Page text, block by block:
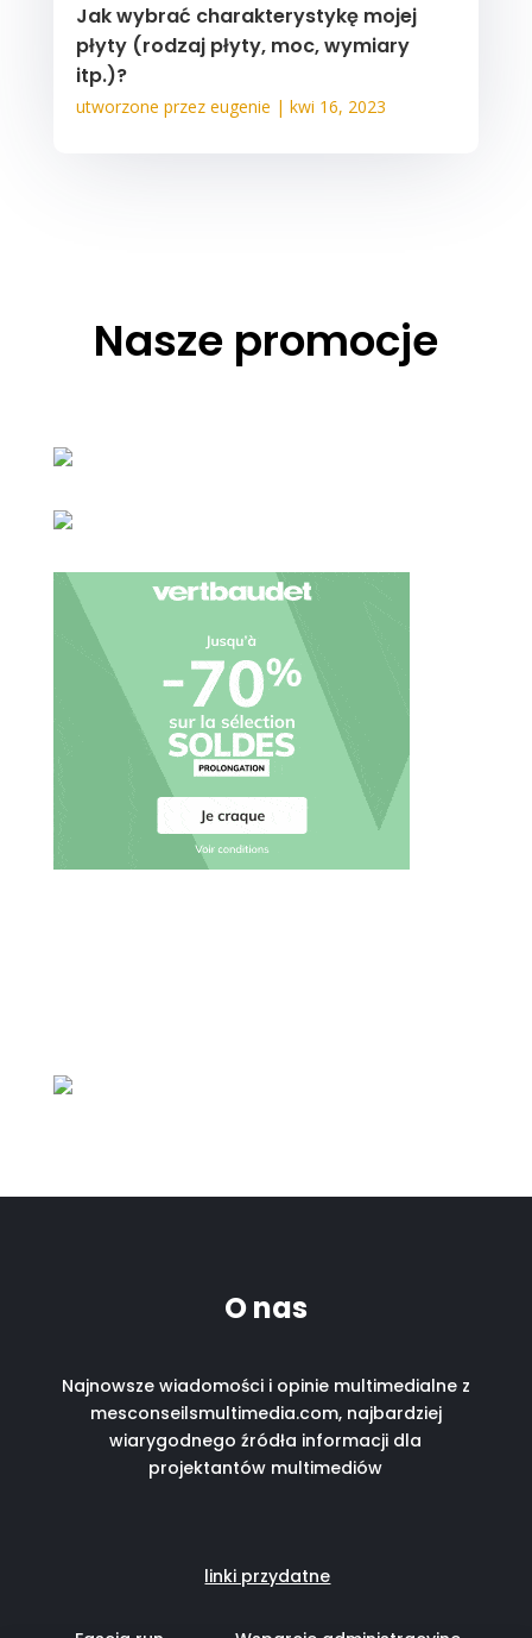
Jak wybrać charakterystykę mojej
płyty (rodzaj płyty, moc, wymiary
itp.)?
utworzone przez eugenie | kwi 16, 2023
Nasze promocje
O nas
Najnowsze wiadomości i opinie multimedialne z
mesconseilsmultimedia.com, najbardziej
wiarygodnego źródła informacji dla
projektantów multimediów
linki przydatne